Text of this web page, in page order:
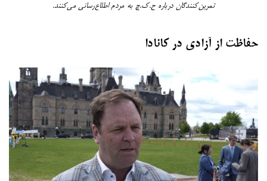
تمرین‌کنندگان درباره ح.ک.چ به مردم اطلاع‌رسانی می‌کنند.
حفاظت از آزادی در کانادا